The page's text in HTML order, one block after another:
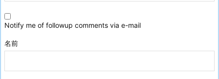
Notify me of followup comments via e-mail
名前